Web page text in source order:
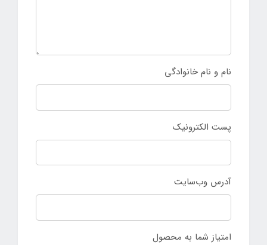
نام و نام خانوادگی
پست الکترونیک
آدرس وب‌سایت
امتیاز شما به محصول